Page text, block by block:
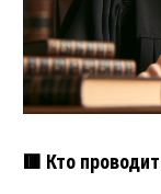
🟥 Кто